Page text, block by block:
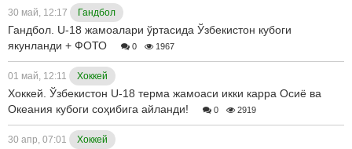
30 май, 12:17 Гандбол
Гандбол. U-18 жамоалари ўртасида Ўзбекистон кубоги
якунланди + ФОТО
0 1967
01 май, 12:11 Хоккей
Хоккей. Ўзбекистон U-18 терма жамоаси икки карра Осиё ва
Океания кубоги соҳибига айланди!
0 2919
30 апр, 07:01 Хоккей